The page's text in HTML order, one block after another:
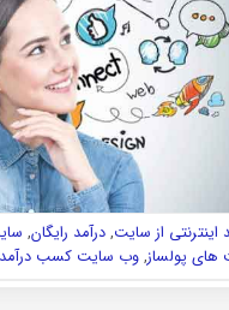
اینترنتی از سایت,درآمد رایگان,
پولساز,وب سایت کسب درآمد